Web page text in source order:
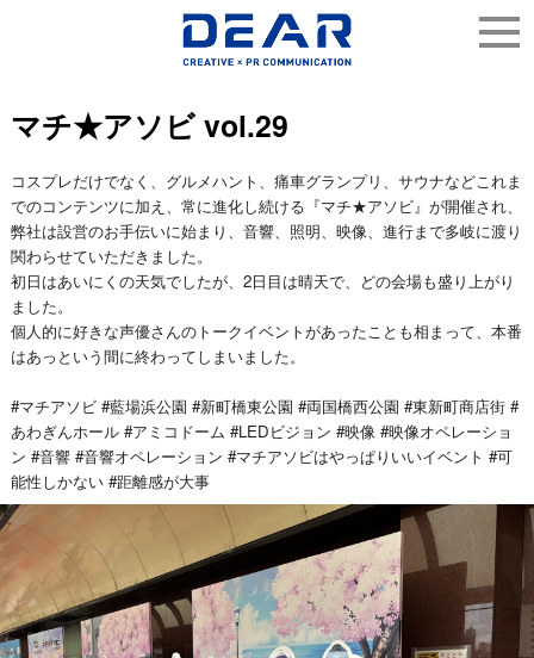
マチ★アソビ vol.29
コスプレだけでなく、グルメハント、痛車グランプリ、サウナなどこれま
でのコンテンツに加え、常に進化し続ける『マチ★アソビ』が開催され、
弊社は設営のお手伝いに始まり、音響、照明、映像、進行まで多岐に渡り
関わらせていただきました。
初日はあいにくの天気でしたが、2日目は晴天で、どの会場も盛り上がり
ました。
個人的に好きな声優さんのトークイベントがあったことも相まって、本番
はあっという間に終わってしまいました。
#マチアソビ #藍場浜公園 #新町橋東公園 #両国橋西公園 #東新町商店街 #
あわぎんホール #アミコドーム #LEDビジョン #映像 #映像オペレーショ
ン #音響 #音響オペレーション #マチアソビはやっぱりいいイベント #可
能性しかない #距離感が大事